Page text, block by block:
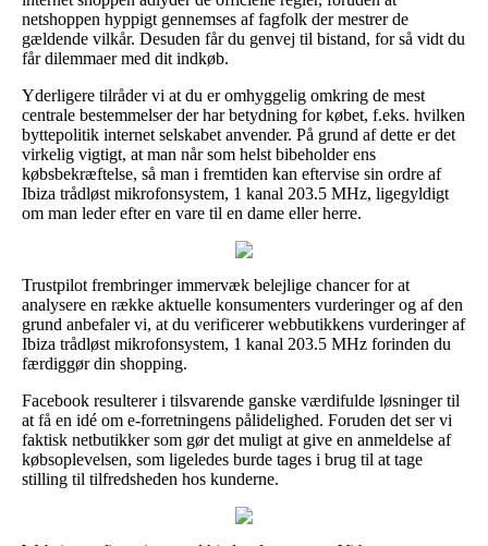
netshoppen hyppigt gennemses af fagfolk der mestrer de
gældende vilkår. Desuden får du genvej til bistand, for så vidt du
får dilemmaer med dit indkøb.
Yderligere tilråder vi at du er omhyggelig omkring de mest
centrale bestemmelser der har betydning for købet, f.eks. hvilken
byttepolitik internet selskabet anvender. På grund af dette er det
virkelig vigtigt, at man når som helst bibeholder ens
købsbekræftelse, så man i fremtiden kan eftervise sin ordre af
Ibiza trådløst mikrofonsystem, 1 kanal 203.5 MHz, ligegyldigt
om man leder efter en vare til en dame eller herre.
Trustpilot frembringer immervæk belejlige chancer for at
analysere en række aktuelle konsumenters vurderinger og af den
grund anbefaler vi, at du verificerer webbutikkens vurderinger af
Ibiza trådløst mikrofonsystem, 1 kanal 203.5 MHz forinden du
færdiggør din shopping.
Facebook resulterer i tilsvarende ganske værdifulde løsninger til
at få en idé om e-forretningens pålidelighed. Foruden det ser vi
faktisk netbutikker som gør det muligt at give en anmeldelse af
købsoplevelsen, som ligeledes burde tages i brug til at tage
stilling til tilfredsheden hos kunderne.